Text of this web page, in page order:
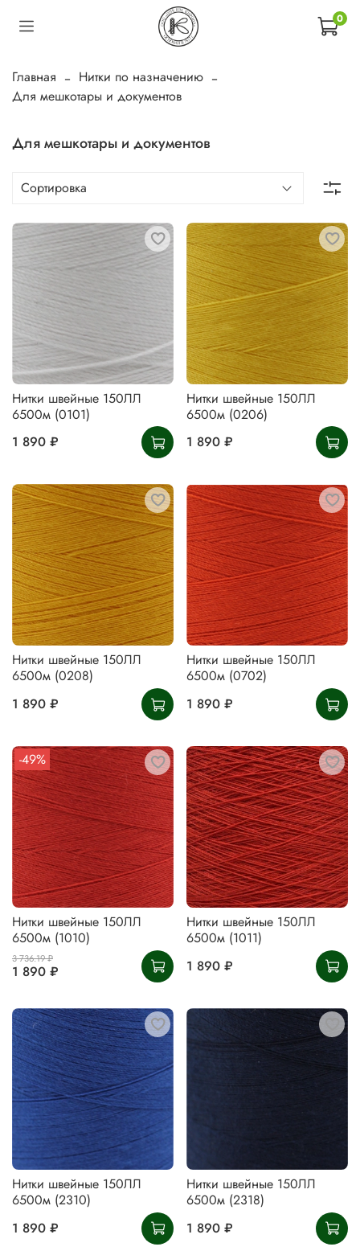
0
Главная
Нитки по назначению
Для мешкотары и документов
Для мешкотары и документов
Нитки швейные 150ЛЛ
6500м (0101)
1 890 ₽
Нитки швейные 150ЛЛ
6500м (0206)
1 890 ₽
Нитки швейные 150ЛЛ
6500м (0208)
1 890 ₽
Нитки швейные 150ЛЛ
6500м (0702)
1 890 ₽
-49%
Нитки швейные 150ЛЛ
6500м (1010)
3 736.19 ₽
1 890 ₽
Нитки швейные 150ЛЛ
6500м (1011)
1 890 ₽
Нитки швейные 150ЛЛ
6500м (2310)
1 890 ₽
Нитки швейные 150ЛЛ
6500м (2318)
1 890 ₽